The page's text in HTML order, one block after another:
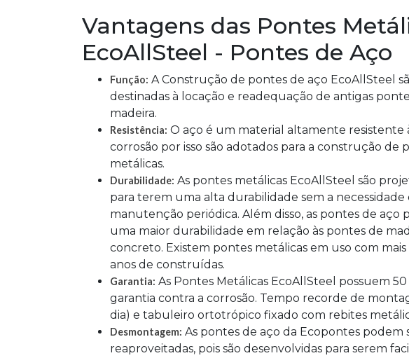
Vantagens das Pontes
EcoAllSteel - Pontes de Aço
Função: A Construção de pontes de aço EcoAllSteel
destinadas à locação e readequação de antigas
madeira.
Resistência: O aço é um material altamente resistente
corrosão por isso são adotados para a construção de
metálicas.
Durabilidade: As pontes metálicas EcoAllSteel são
para terem uma alta durabilidade sem a necessidade
manutenção periódica. Além disso, as pontes de aço
uma maior durabilidade em relação às pontes de
concreto. Existem pontes metálicas em uso com mais
anos de construídas.
Garantia: As Pontes Metálicas EcoAllSteel possuem 50
garantia contra a corrosão. Tempo recorde de
dia) e tabuleiro ortotrópico fixado com rebites
Desmontagem: As pontes de aço da Ecopontes podem
reaproveitadas, pois são desenvolvidas para serem